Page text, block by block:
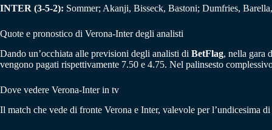
INTER (3-5-2): Sommer; Akanji, Bisseck, Bastoni; Dumfries,
Quote e pronostico di Verona-Inter degli analisti
Dando un’occhiata alle previsioni degli analisti di BetFlag, nella gara
vengono pagati rispettivamente 7.50 e 4.75. Nel palinsesto
Dove vedere Verona-Inter in tv
Il match che vede di fronte Verona e Inter, valevole per l’undicesima